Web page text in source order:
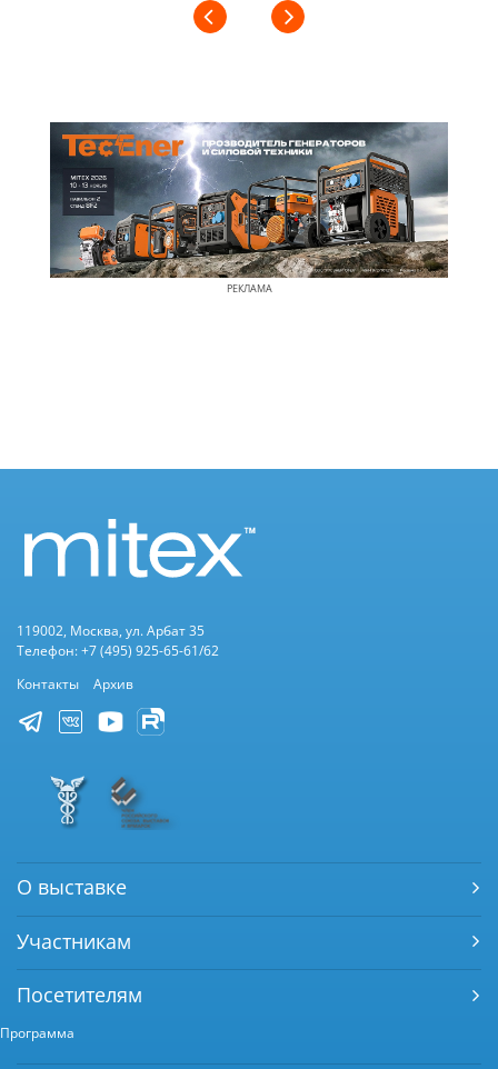
РЕКЛАМА
119002, Москва, ул. Арбат 35
Телефон: +7 (495) 925-65-61/62
Контакты
Архив
О выставке
Участникам
Посетителям
Программа